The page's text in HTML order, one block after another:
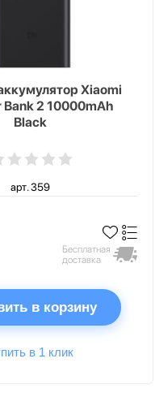
Xiaomi
Bank 2 10000mAh
Black
арт. 359
Бесплатная
доставка
в корзину
в 1 клик